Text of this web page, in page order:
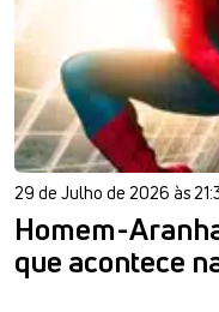
29 de Julho de 2026 às
Homem-
que acontece